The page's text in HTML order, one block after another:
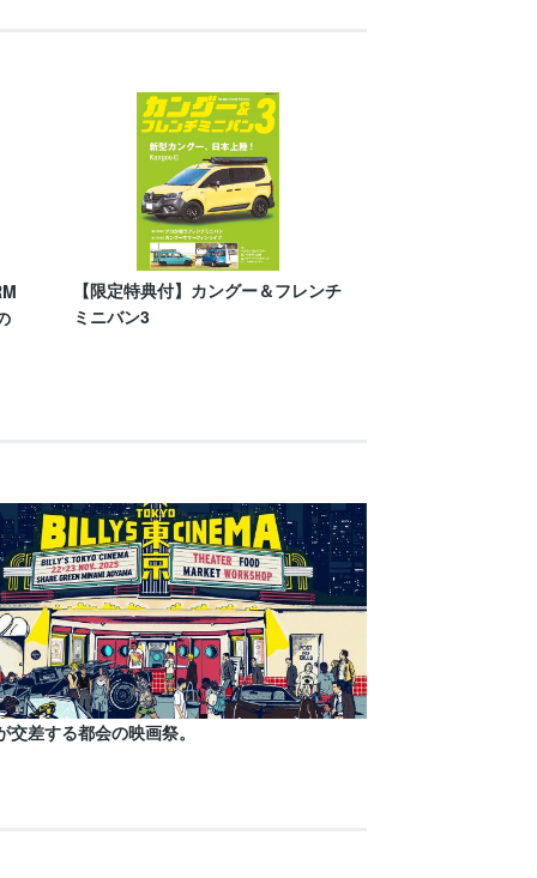
【限定特典付】カングー＆フレンチ
ミニバン3
交差する都会の映画祭。